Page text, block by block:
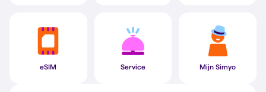
eSIM Service Mijn Simyo